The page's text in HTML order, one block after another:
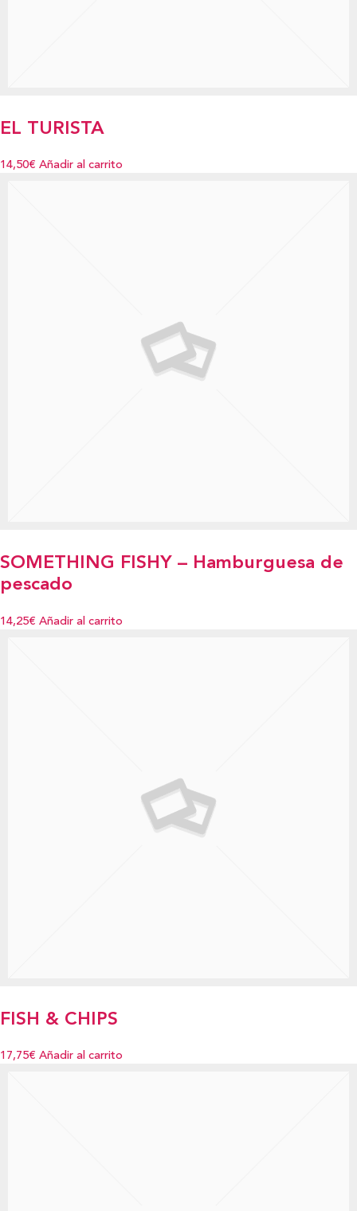
EL TURISTA
14,50€ Añadir al carrito
SOMETHING FISHY – Hamburguesa de
pescado
14,25€ Añadir al carrito
FISH & CHIPS
17,75€ Añadir al carrito